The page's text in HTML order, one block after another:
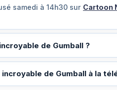
samedi à 14h30 sur Cartoon
de Gumball ?
de Gumball à la